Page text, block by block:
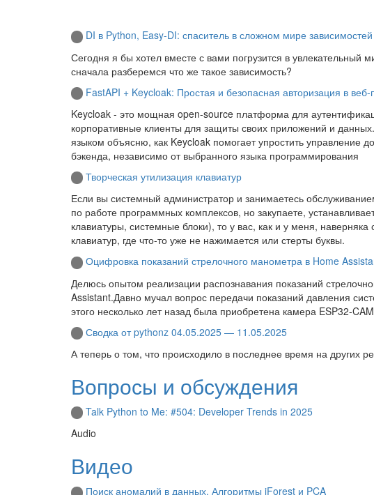
DI в Python, Easy-DI: спаситель в сложном мире зависимостей
Сегодня я бы хотел вместе с вами погрузится в увлекательный
сначала разберемся что же такое зависимость?
FastAPI + Keycloak: Простая и безопасная авторизация в
Keycloak - это мощная open-source платформа для
корпоративные клиенты для защиты своих приложений и
языком объясню, как Keycloak помогает упростить управление
бэкенда, независимо от выбранного языка программирования
Творческая утилизация клавиатур
Если вы системный администратор и занимаетесь
по работе программных комплексов, но закупаете,
клавиатуры, системные блоки), то у вас, как и у меня,
клавиатур, где что-то уже не нажимается или стерты буквы.
Оцифровка показаний стрелочного манометра в Home
Делюсь опытом реализации распознавания показаний
Assistant.Давно мучал вопрос передачи показаний давления
этого несколько лет назад была приобретена камера ESP32-
Сводка от pythonz 04.05.2025 — 11.05.2025
А теперь о том, что происходило в последнее время на других
Вопросы и обсуждения
Talk Python to Me: #504: Developer Trends in 2025
Audio
Видео
Поиск аномалий в данных. Алгоритмы iForest и PCA